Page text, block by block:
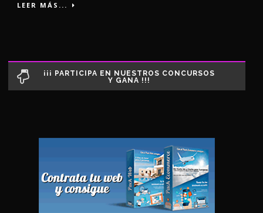
LEER MÁS...
¡¡¡ PARTICIPA EN NUESTROS CONCURSOS
Y GANA !!!